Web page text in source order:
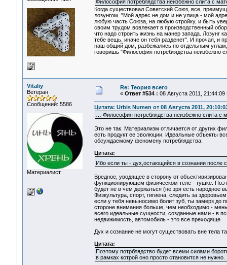
Философия потреблядства неизбежно слита с
Когда существовал Советский Союз, все,
лозунгом. "Мой адрес не дом и не улица - мой
любую часть Союза, на любую стройку, и быть
своим трудом вовлекает в производственный
что надо строить жизнь на манер запада. Лозунг
тебе вещь, иначе он тебя разденет". И прочая, и
наш общий дом, разбежались по отдельным
говоришь "Философия потреблядства неизбежно
Vitaliy
Ветеран
Сообщений: 5586
Материалист
Re: Теория всего
« Ответ #534 : 08 Августа 2011, 21:44:09
Цитата: Urbis Numen от 08 Августа 2011,
… Философия потреблядства неизбежно слита с
Это не так. Материализм отличается от других
есть продукт ее эволюции. Идеальные объекты
обсуждаемому феномену потреблядства.
Цитата:
Ибо если ты - дух,остающийся в сознании после
Вредное, уводящее в сторону от
функционирующем физическом теле - тушке.
будет не в чем держаться (не зря есть народное
Физкультура, спорт, гигиена, следить за
если у тебя невыносимо болит зуб, ты замерз до
стороне внимания больше, чем необходимо -
всего идеальные сущности, созданные нами - в
недвижимость, автомобиль - это все преходяще.
Дух и сознание не могут существовать вне тела
Цитата:
Поэтому потрблядство будет всеми силами
в рамках котрой оно просто становится не нужно.